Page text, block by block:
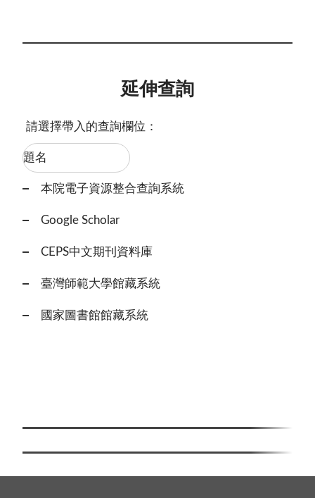
延伸查詢
請選擇帶入的查詢欄位：
本院電子資源整合查詢系統
Google Scholar
CEPS中文期刊資料庫
臺灣師範大學館藏系統
國家圖書館館藏系統